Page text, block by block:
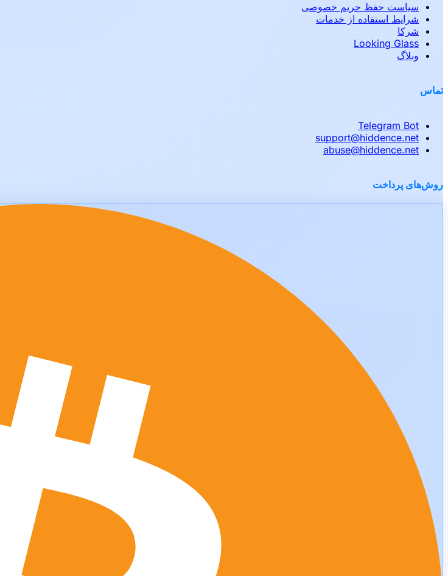
سیاست حفظ حریم خصوصی
شرایط استفاده از خدمات
شرکا
Looking Glass
وبلاگ
تماس
Telegram Bot
support@hiddence.net
abuse@hiddence.net
روش‌های پرداخت